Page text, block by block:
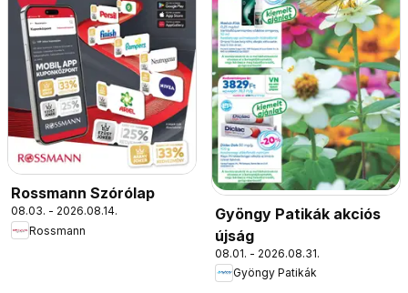
Rossmann Szórólap
08.03. - 2026.08.14.
Rossmann
Gyöngy Patikák akciós
újság
08.01. - 2026.08.31.
Gyöngy Patikák